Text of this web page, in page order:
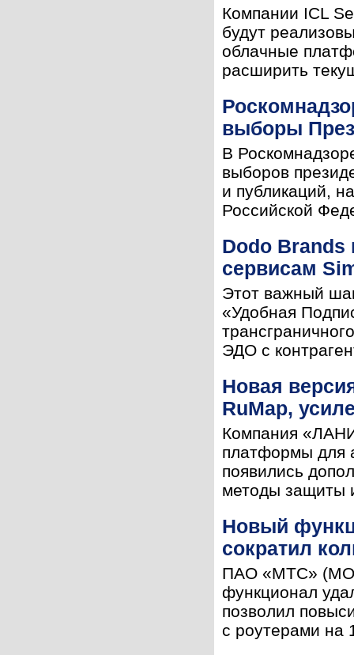
Компании ICL
будут
облачные
расширить
выборы
В
выборов
и публикаций,
Российской
Dodo Brands
сервисам
Этот важный
«Удобная
ЭДО с
Новая
RuMap,
Компания
платформы для
появились
методы защиты
Новый
сократил
ПАО «МТС»
функционал
позволил
с роутерами на